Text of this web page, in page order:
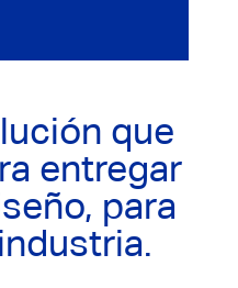
que
entregar
para